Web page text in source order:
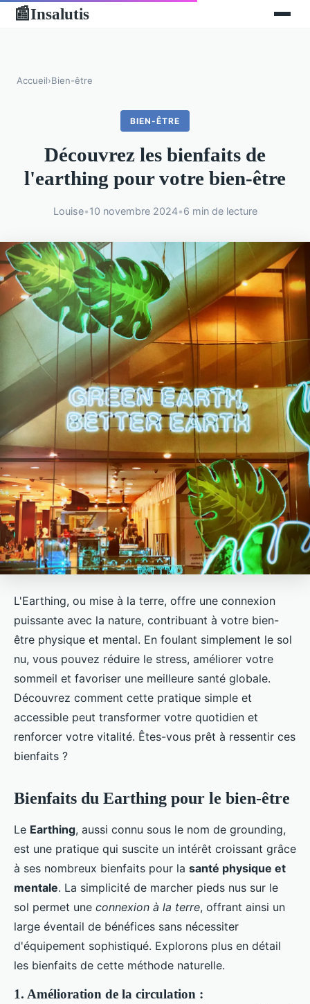
📰Insalutis
Accueil›Bien-être
BIEN-ÊTRE
Découvrez les bienfaits de
l'earthing pour votre bien-être
Louise•10 novembre 2024•6 min de lecture
L'Earthing, ou mise à la terre, offre une connexion
puissante avec la nature, contribuant à votre bien-
être physique et mental. En foulant simplement le sol
nu, vous pouvez réduire le stress, améliorer votre
sommeil et favoriser une meilleure santé globale.
Découvrez comment cette pratique simple et
accessible peut transformer votre quotidien et
renforcer votre vitalité. Êtes-vous prêt à ressentir ces
bienfaits ?
Bienfaits du Earthing pour le bien-être
Le Earthing, aussi connu sous le nom de grounding,
est une pratique qui suscite un intérêt croissant grâce
à ses nombreux bienfaits pour la santé physique et
mentale. La simplicité de marcher pieds nus sur le
sol permet une connexion à la terre, offrant ainsi un
large éventail de bénéfices sans nécessiter
d'équipement sophistiqué. Explorons plus en détail
les bienfaits de cette méthode naturelle.
1. Amélioration de la circulation :